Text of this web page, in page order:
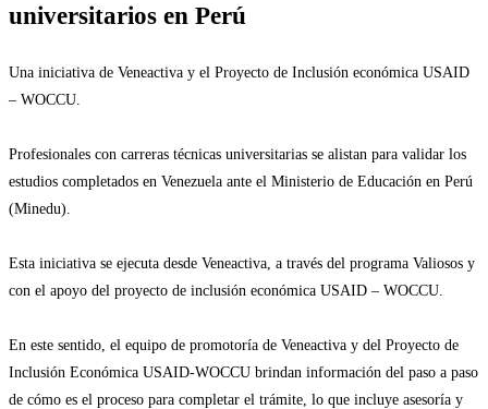
universitarios en Perú
Una iniciativa de Veneactiva y el Proyecto de Inclusión económica USAID
– WOCCU.
Profesionales con carreras técnicas universitarias se alistan para validar los
estudios completados en Venezuela ante el Ministerio de Educación en Perú
(Minedu).
Esta iniciativa se ejecuta desde Veneactiva, a través del programa Valiosos y
con el apoyo del proyecto de inclusión económica USAID – WOCCU.
En este sentido, el equipo de promotoría de Veneactiva y del Proyecto de
Inclusión Económica USAID-WOCCU brindan información del paso a paso
de cómo es el proceso para completar el trámite, lo que incluye asesoría y